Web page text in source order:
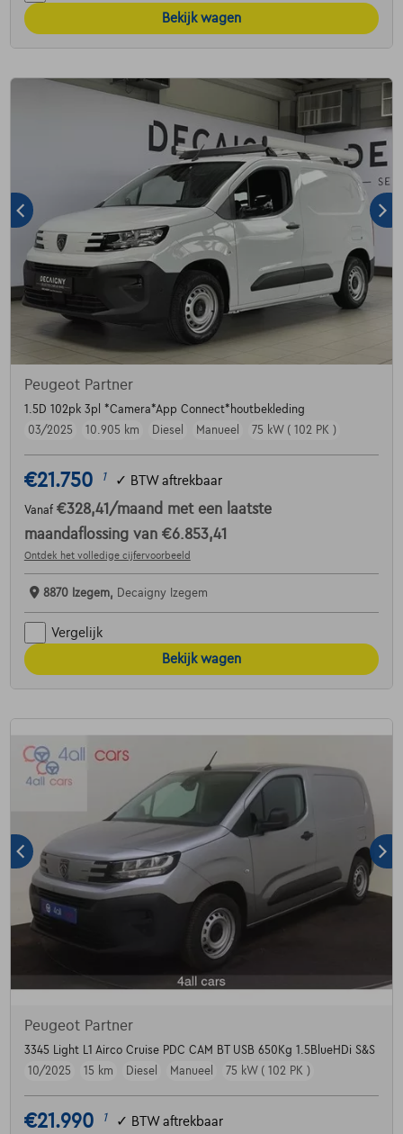
Bekijk wagen
Peugeot Partner
1.5D 102pk 3pl *Camera*App Connect*houtbekleding
03/2025
10.905 km Diesel Manueel 75 kW ( 102 PK )
€21.750 1 ✓ BTW aftrekbaar
Vanaf €328,41 /maand met een laatste
maandaflossing van €6.853,41
Ontdek het volledige cijfervoorbeeld
8870 Izegem, Decaigny Izegem
Vergelijk
Bekijk wagen
Peugeot Partner
3345 Light L1 Airco Cruise PDC CAM BT USB 650Kg 1.5BlueHDi S&S
10/2025
15 km Diesel Manueel 75 kW ( 102 PK )
€21.990 1 ✓ BTW aftrekbaar